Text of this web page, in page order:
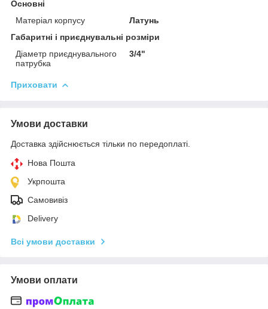
Основні
Матеріал корпусу
Латунь
Габаритні і приєднувальні розміри
Діаметр приєднувального
патрубка
3/4"
Приховати
Умови доставки
Доставка здійснюється тільки по передоплаті.
Нова Пошта
Укрпошта
Самовивіз
Delivery
Всі умови доставки
Умови оплати